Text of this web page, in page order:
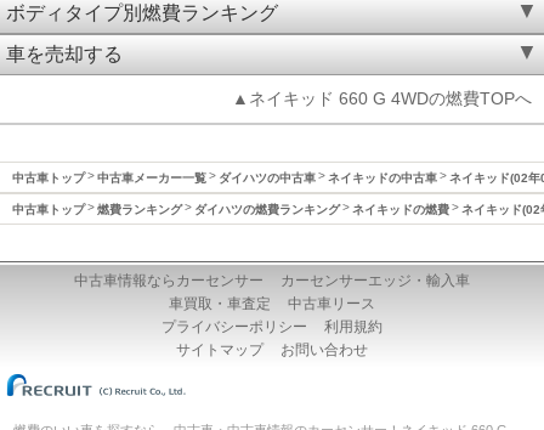
ボディタイプ別燃費ランキング
車を売却する
▲ネイキッド 660 G 4WDの燃費TOPへ
中古車トップ 中古車メーカー一覧 ダイハツの中古車 ネイキッドの中古車 ネイキッド(02
中古車トップ 燃費ランキング ダイハツの燃費ランキング ネイキッドの燃費 ネイキッド
中古車情報ならカーセンサー
カーセンサーエッジ・輸入車
車買取・車査定
中古車リース
プライバシーポリシー
利用規約
サイトマップ
お問い合わせ